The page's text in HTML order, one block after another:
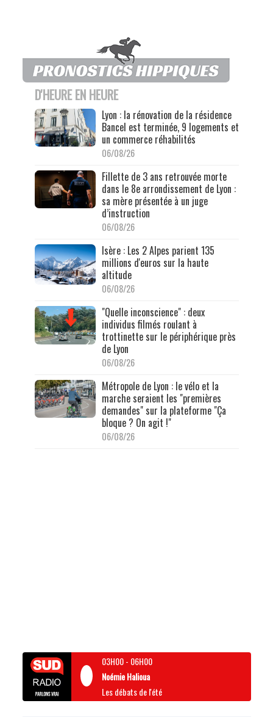
D'HEURE EN HEURE
Lyon : la rénovation de la résidence
Bancel est terminée, 9 logements et
un commerce réhabilités
06/08/26
Fillette de 3 ans retrouvée morte
dans le 8e arrondissement de Lyon :
sa mère présentée à un juge
d’instruction
06/08/26
Isère : Les 2 Alpes parient 135
millions d'euros sur la haute
altitude
06/08/26
"Quelle inconscience" : deux
individus filmés roulant à
trottinette sur le périphérique près
de Lyon
06/08/26
Métropole de Lyon : le vélo et la
marche seraient les "premières
demandes" sur la plateforme "Ça
bloque ? On agit !"
06/08/26
03H00- 06H00
Noémie Halioua
Les débats de l'été